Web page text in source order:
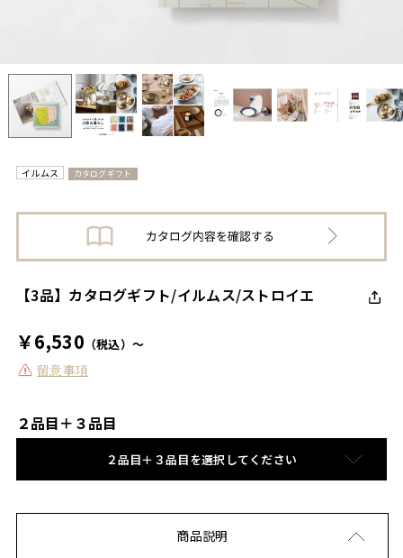
イルムス カタログギフト
【3品】カタログギフト/イルムス/ストロイエ
￥6,530 （税込）～
留意事項
２品目＋３品目
２品目＋３品目を選択してください
商品説明